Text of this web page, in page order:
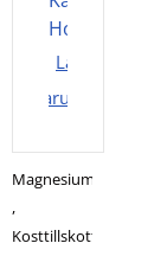
Lägg i
varukorgen
Magnesium
,
Kosttillskott